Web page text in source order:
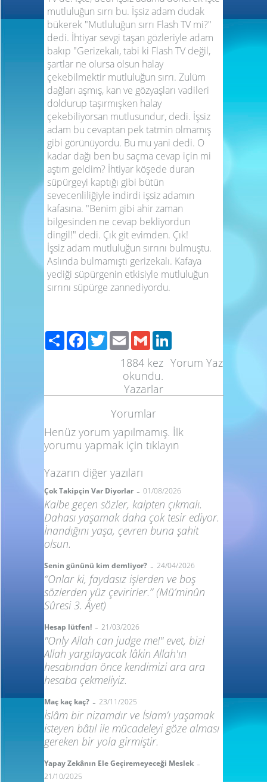
mutluluğun sırrı bu. İşsiz adam dudak
bükerek "Mutluluğun sırrı Flash TV mi?"
dedi. İhtiyar sevgi taşan gözleriyle adam
bakıp "Gerizekalı, tabi ki Flash TV değil,
şartlar ne olursa olsun halay
çekebilmektir mutluluğun sırrı. Zulüm
dağları aşmış, kan ve gözyaşları vadileri
doldurup taşırmışken halay
çekebiliyorsan mutlusundur, dedi. İşsiz
adam bu cevaptan pek tatmin olmamış
gibi görünüyordu. Bu mu yani dedi. O
kadar dağı ben bu saçma cevap için mi
aştım geldim? İhtiyar köşede duran
süpürgeyi kaptığı gibi bütün
sevecenliliğiyle indirdi işsiz adamın
kafasına. "Benim gibi ahir zaman
bilgesinden ne cevap bekliyordun
dingil!" dedi. Çık git evimden. Çık!
İşsiz adam mutluluğun sırrını bulmuştu.
Aslında bulmamıştı gerizekalı. Kafaya
yediği süpürgenin etkisiyle mutluluğun
sırrını süpürge zannediyordu.
PaylaşFacebook
TwitterEmailGmail
Yorum Yaz
1884 kez
okundu.
Yazarlar
Yorumlar
Henüz yorum yapılmamış. İlk
yorumu yapmak için tıklayın
Yazarın diğer yazıları
Çok Takipçin Var Diyorlar - 01/08/2026
Kalbe geçen sözler, kalpten çıkmalı.
Dahası yaşamak daha çok tesir ediyor.
İnandığını yaşa, çevren buna şahit
olsun.
Senin gününü kim demliyor? - 24/04/2026
“Onlar ki, faydasız işlerden ve boş
sözlerden yüz çevirirler.” (Mü’minûn
Sûresi 3. Âyet)
Hesap lütfen! - 21/03/2026
"Only Allah can judge me!" evet, bizi
Allah yargılayacak lâkin Allah'ın
hesabından önce kendimizi ara ara
hesaba çekmeliyiz.
Maç kaç kaç? - 23/11/2025
İslâm bir nizamdır ve İslam’ı yaşamak
isteyen bâtıl ile mücadeleyi göze alması
gereken bir yola girmiştir.
Yapay Zekânın Ele Geçiremeyeceği Meslek -
21/10/2025